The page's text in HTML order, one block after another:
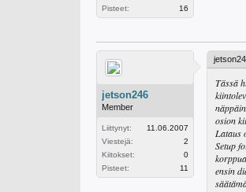
Pisteet:
16
jetson246
Member
Liittynyt:
11.06.2007
Viestejä:
2
Kiitokset:
0
Pisteet:
11
Tässä
osion
Lataus
Setup
ensin